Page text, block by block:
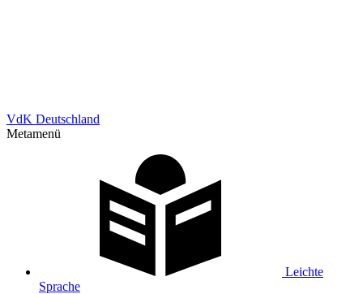
VdK Deutschland
Metamenü
Leichte
Sprache